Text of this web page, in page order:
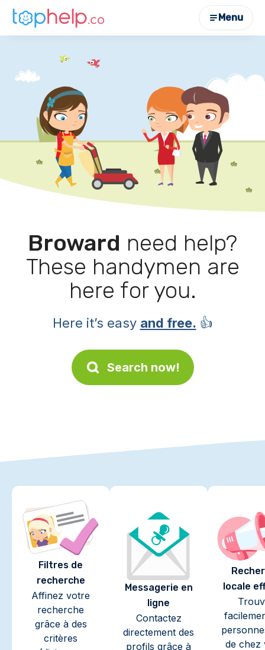
Menu
Broward need help?
These handymen are
here for you.
Here it’s easy and free. 👍
Search now!
Filtres de
recherche
Affinez votre
recherche
grâce à des
critères
Messagerie en
ligne
Contactez
directement des
profils grâce à
locale
de chez